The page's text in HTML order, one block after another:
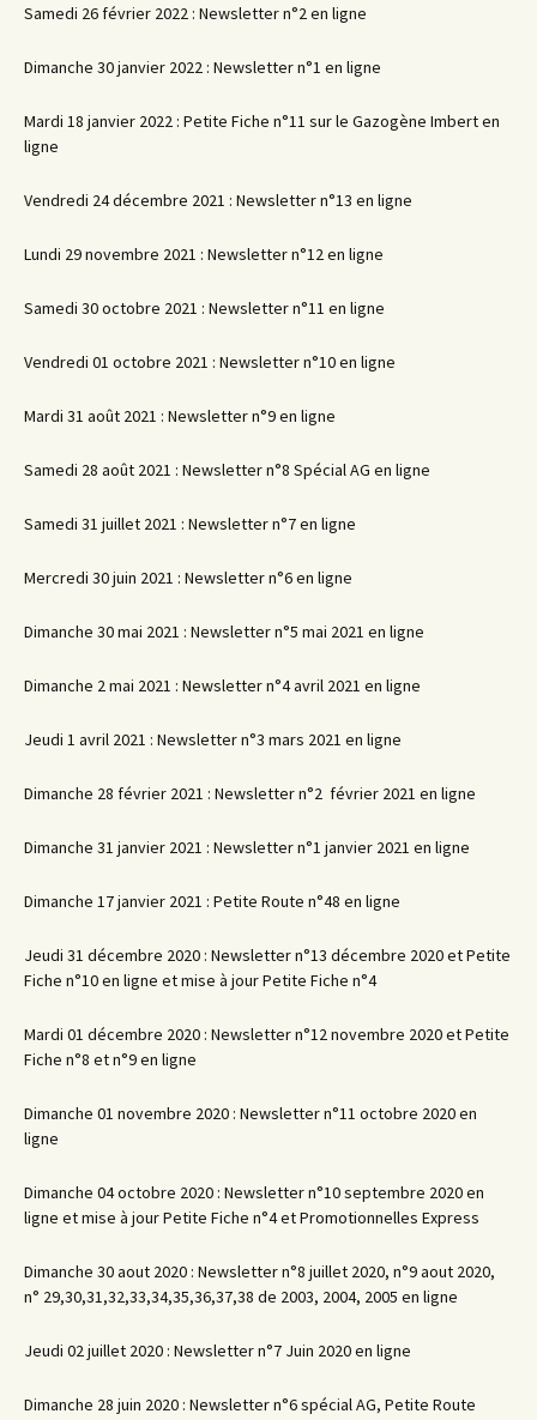
Samedi 26 février 2022 : Newsletter n°2 en ligne
Dimanche 30 janvier 2022 : Newsletter n°1 en ligne
Mardi 18 janvier 2022 : Petite Fiche n°11 sur le Gazogène Imbert en
ligne
Vendredi 24 décembre 2021 : Newsletter n°13 en ligne
Lundi 29 novembre 2021 : Newsletter n°12 en ligne
Samedi 30 octobre 2021 : Newsletter n°11 en ligne
Vendredi 01 octobre 2021 : Newsletter n°10 en ligne
Mardi 31 août 2021 : Newsletter n°9 en ligne
Samedi 28 août 2021 : Newsletter n°8 Spécial AG en ligne
Samedi 31 juillet 2021 : Newsletter n°7 en ligne
Mercredi 30 juin 2021 : Newsletter n°6 en ligne
Dimanche 30 mai 2021 : Newsletter n°5 mai 2021 en ligne
Dimanche 2 mai 2021 : Newsletter n°4 avril 2021 en ligne
Jeudi 1 avril 2021 : Newsletter n°3 mars 2021 en ligne
Dimanche 28 février 2021 : Newsletter n°2 février 2021 en ligne
Dimanche 31 janvier 2021 : Newsletter n°1 janvier 2021 en ligne
Dimanche 17 janvier 2021 : Petite Route n°48 en ligne
Jeudi 31 décembre 2020 : Newsletter n°13 décembre 2020 et Petite
Fiche n°10 en ligne et mise à jour Petite Fiche n°4
Mardi 01 décembre 2020 : Newsletter n°12 novembre 2020 et Petite
Fiche n°8 et n°9 en ligne
Dimanche 01 novembre 2020 : Newsletter n°11 octobre 2020 en
ligne
Dimanche 04 octobre 2020 : Newsletter n°10 septembre 2020 en
ligne et mise à jour Petite Fiche n°4 et Promotionnelles Express
Dimanche 30 aout 2020 : Newsletter n°8 juillet 2020, n°9 aout 2020,
n° 29,30,31,32,33,34,35,36,37,38 de 2003, 2004, 2005 en ligne
Jeudi 02 juillet 2020 : Newsletter n°7 Juin 2020 en ligne
Dimanche 28 juin 2020 : Newsletter n°6 spécial AG, Petite Route